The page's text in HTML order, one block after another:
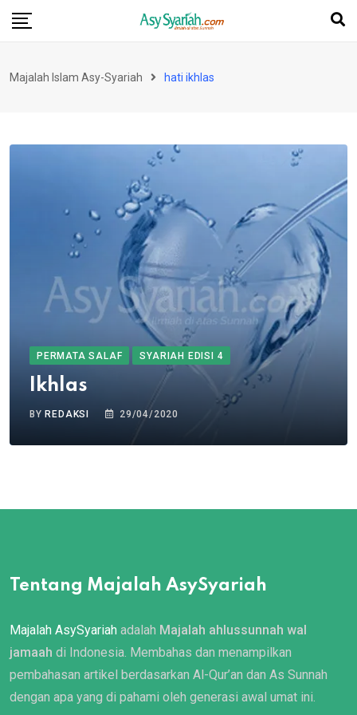
Skip
Majalah Islam Asy-Syariah hati ikhlas
PERMATA SALAF SYARIAH EDISI 4
Ikhlas
BYREDAKSI 29/04/2020
Tentang Majalah AsySyariah
Majalah AsySyariah adalah Majalah ahlussunnah wal
jamaah di Indonesia. Membahas dan menampilkan
pembahasan artikel berdasarkan Al-Qur’an dan As Sunnah
dengan apa yang di pahami oleh generasi awal umat ini.